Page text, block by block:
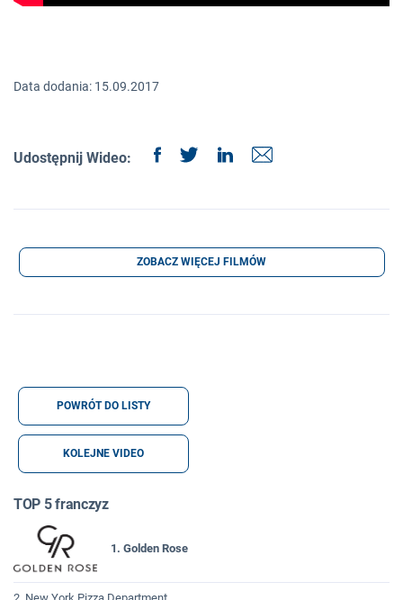
Data dodania: 15.09.2017
Udostępnij Wideo:
ZOBACZ WIĘCEJ FILMÓW
POWRÓT DO LISTY
KOLEJNE VIDEO
TOP 5 franczyz
1. Golden Rose